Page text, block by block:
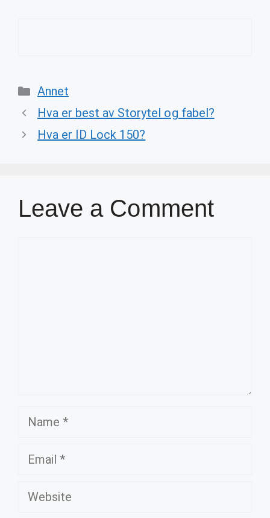
Categories
Annet
Hva er best av Storytel og fabel?
Hva er ID Lock 150?
Leave a Comment
Name
Email
Website